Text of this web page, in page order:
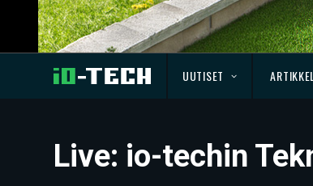
UUTISET
Live: io-techin